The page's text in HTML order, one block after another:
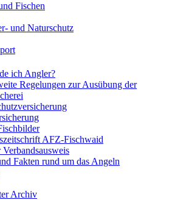
Fischen
und Naturschutz
ich Angler?
Regelungen zur Ausübung der
AFZ-Fischwaid
Fakten rund um das Angeln
Archiv